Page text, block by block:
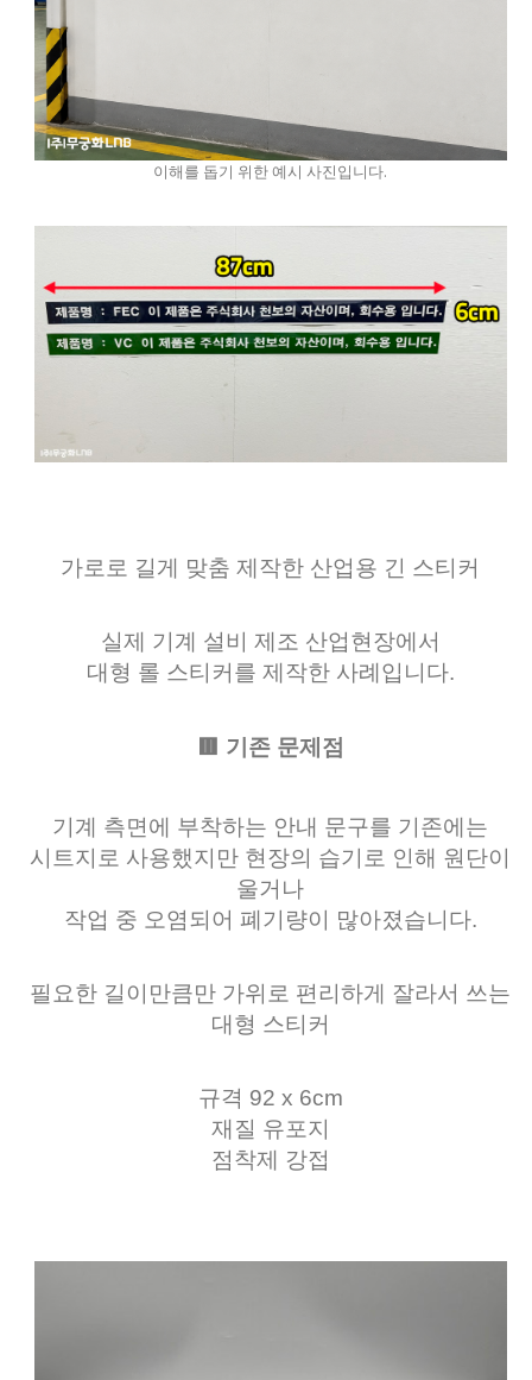
이해를 돕기 위한 예시 사진입니다.
가로로 길게 맞춤 제작한 산업용 긴 스티커
실제 기계 설비 제조 산업현장에서
대형 롤 스티커를 제작한 사례입니다.
🟥 기존 문제점
기계 측면에 부착하는 안내 문구를 기존에는
시트지로 사용했지만 현장의 습기로 인해 원단이
울거나
작업 중 오염되어 폐기량이 많아졌습니다.
필요한 길이만큼만 가위로 편리하게 잘라서 쓰는
대형 스티커
규격 92 x 6cm
재질 유포지
점착제 강접